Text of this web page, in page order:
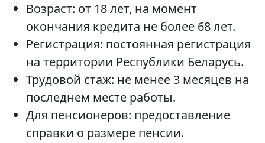
Возраст: от 18 лет, на момент
окончания кредита не более 68 лет.
Регистрация: постоянная регистрация
на территории Республики Беларусь.
Трудовой стаж: не менее 3 месяцев на
последнем месте работы.
Для пенсионеров: предоставление
справки о размере пенсии.